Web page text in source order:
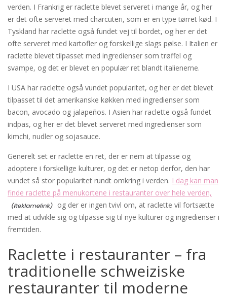
verden. I Frankrig er raclette blevet serveret i mange år, og her
er det ofte serveret med charcuteri, som er en type tørret kød. I
Tyskland har raclette også fundet vej til bordet, og her er det
ofte serveret med kartofler og forskellige slags pølse. I Italien er
raclette blevet tilpasset med ingredienser som trøffel og
svampe, og det er blevet en populær ret blandt italienerne.
I USA har raclette også vundet popularitet, og her er det blevet
tilpasset til det amerikanske køkken med ingredienser som
bacon, avocado og jalapeños. I Asien har raclette også fundet
indpas, og her er det blevet serveret med ingredienser som
kimchi, nudler og sojasauce.
Generelt set er raclette en ret, der er nem at tilpasse og
adoptere i forskellige kulturer, og det er netop derfor, den har
vundet så stor popularitet rundt omkring i verden. I dag kan man
finde raclette på menukortene i restauranter over hele verden,
og der er ingen tvivl om, at raclette vil fortsætte
med at udvikle sig og tilpasse sig til nye kulturer og ingredienser i
fremtiden.
Raclette i restauranter – fra
traditionelle schweiziske
restauranter til moderne